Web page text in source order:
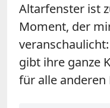
Altarfenster ist
Moment, der
gibt ihre ganze
für alle anderen